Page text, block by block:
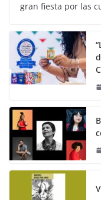
gran fiesta por las